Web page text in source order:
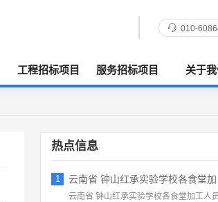
010-
工程招标项目 服务招标项目 关于我
热点信息
1 云南省 钟山红承实验学校各食堂加工人员劳
云南省 钟山红承实验学校各食堂加工人